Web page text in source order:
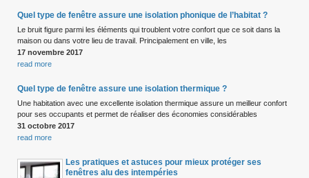
Quel type de fenêtre assure une isolation phonique de l’habitat ?
Le bruit figure parmi les éléments qui troublent votre confort que ce soit dans la
maison ou dans votre lieu de travail. Principalement en ville, les
17 novembre 2017
read more
Quel type de fenêtre assure une isolation thermique ?
Une habitation avec une excellente isolation thermique assure un meilleur confort
pour ses occupants et permet de réaliser des économies considérables
31 octobre 2017
read more
Les pratiques et astuces pour mieux protéger ses
fenêtres alu des intempéries